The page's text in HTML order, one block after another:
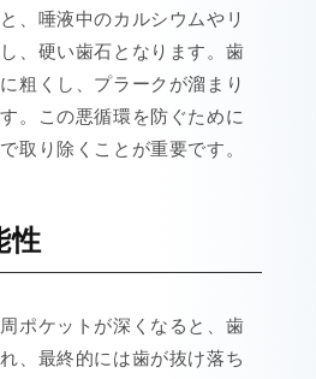
、唾液中のカルシウムやリ
、硬い歯石となります。歯
粗くし、プラークが溜まり
。この悪循環を防ぐために
取り除くことが重要です。
性
ポケットが深くなると、歯
、最終的には歯が抜け落ち